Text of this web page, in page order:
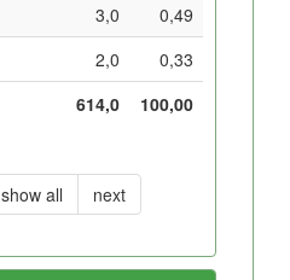
3,0
0,49
2,0
0,33
614,0
100,00
show all next